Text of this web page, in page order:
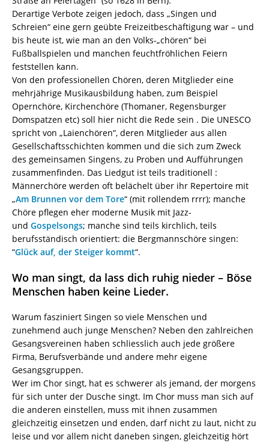
Derartige Verbote zeigen jedoch, dass „Singen und
Schreien“ eine gern geübte Freizeitbeschäftigung war – und
bis heute ist, wie man an den Volks-„chören“ bei
Fußballspielen und manchen feuchtfröhlichen Feiern
feststellen kann.
Von den professionellen Chören, deren Mitglieder eine
mehrjährige Musikausbildung haben, zum Beispiel
Opernchöre, Kirchenchöre (Thomaner, Regensburger
Domspatzen etc) soll hier nicht die Rede sein . Die UNESCO
spricht von „Laienchören“, deren Mitglieder aus allen
Gesellschaftsschichten kommen und die sich zum Zweck
des gemeinsamen Singens, zu Proben und Aufführungen
zusammenfinden. Das Liedgut ist teils traditionell :
Männerchöre werden oft belächelt über ihr Repertoire mit
„Am Brunnen vor dem Tore“ (mit rollendem rrrr); manche
Chöre pflegen eher moderne Musik mit Jazz-
und Gospelsongs; manche sind teils kirchlich, teils
berufsständisch orientiert: die Bergmannschöre singen:
“Glück auf, der Steiger kommt“.
Wo man singt, da lass dich ruhig nieder – Böse
Menschen haben keine Lieder.
Warum fasziniert Singen so viele Menschen und
zunehmend auch junge Menschen? Neben den zahlreichen
Gesangsvereinen haben schliesslich auch jede größere
Firma, Berufsverbände und andere mehr eigene
Gesangsgruppen.
Wer im Chor singt, hat es schwerer als jemand, der morgens
für sich unter der Dusche singt. Im Chor muss man sich auf
die anderen einstellen, muss mit ihnen zusammen
gleichzeitig einsetzen und enden, darf nicht zu laut, nicht zu
leise und vor allem nicht daneben singen, gleichzeitig hört